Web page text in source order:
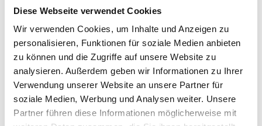
Diese Webseite verwendet Cookies
Wir verwenden Cookies, um Inhalte und Anzeigen zu
personalisieren, Funktionen für soziale Medien anbieten
zu können und die Zugriffe auf unsere Website zu
analysieren. Außerdem geben wir Informationen zu Ihrer
Verwendung unserer Website an unsere Partner für
soziale Medien, Werbung und Analysen weiter. Unsere
Partner führen diese Informationen möglicherweise mit
Verstöße nicht immer konsequent verfolgt würden. Der Verband
verweist zudem auf Steuerausfälle von mehr als 26 Millionen Euro
im Jahr 2025. Das Mitgliedsunternehmen „Imperial Brands
Reemtsma“ weist in seinem „Schwarzmarkttracker“ für das
laufende Jahr bislang einen Steuerschaden von mindestens